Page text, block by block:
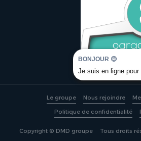
Le groupe Nous rejoindre
Politique de confidentialité
Copyright © DMD groupe Tous droits
BONJOUR 😊
Je suis en ligne